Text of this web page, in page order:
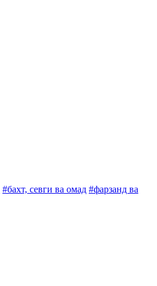
#бахт, севги ва омад #фарзанд ва